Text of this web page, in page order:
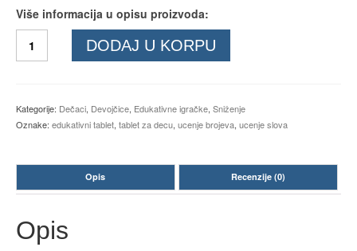
Više informacija u opisu proizvoda:
Školica
brojevi
količina
DODAJ U KORPU
Kategorije: Dečaci, Devojčice, Edukativne igračke, Sniženje
Oznake: edukativni tablet, tablet za decu, ucenje brojeva, ucenje slova
Opis Recenzije (0)
Opis